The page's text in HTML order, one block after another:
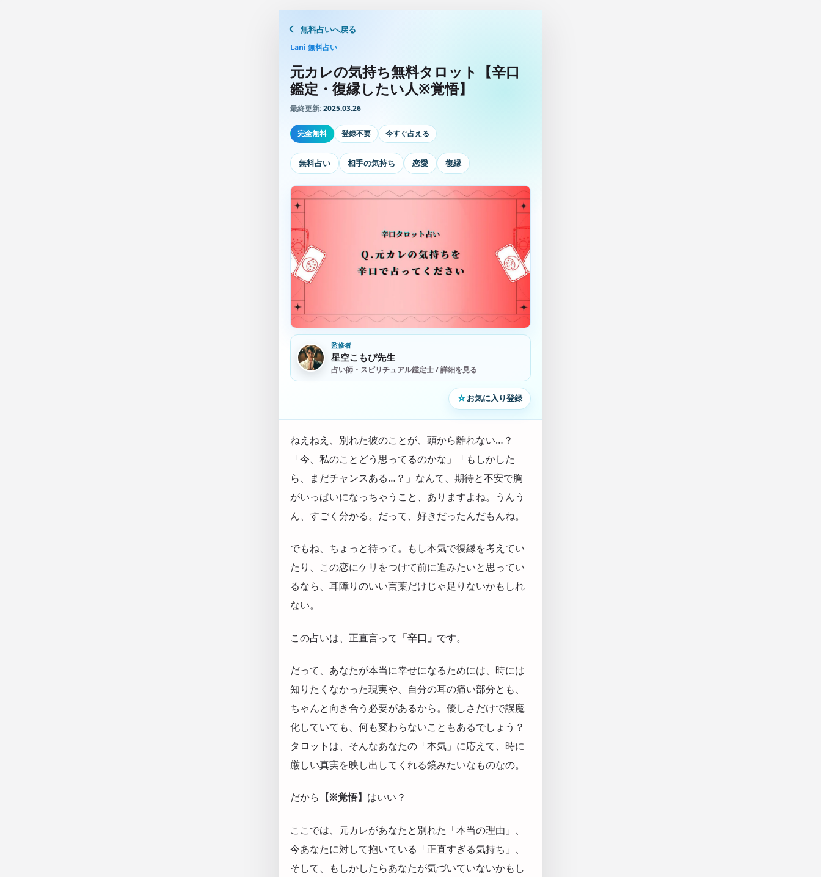
無料占いへ戻る
Lani 無料占い
元カレの気持ち無料タロット【辛口
鑑定・復縁したい人※覚悟】
最終更新:2025.03.26
完全無料 登録不要 今すぐ占える
無料占い 相手の気持ち 恋愛 復縁
監修者
星空こもぴ先生
占い師・スピリチュアル鑑定士 / 詳細を見る
☆お気に入り登録
ねえねえ、別れた彼のことが、頭から離れない…？
「今、私のことどう思ってるのかな」「もしかした
ら、まだチャンスある…？」なんて、期待と不安で胸
がいっぱいになっちゃうこと、ありますよね。うんう
ん、すごく分かる。だって、好きだったんだもんね。
でもね、ちょっと待って。もし本気で復縁を考えてい
たり、この恋にケリをつけて前に進みたいと思ってい
るなら、耳障りのいい言葉だけじゃ足りないかもしれ
ない。
この占いは、正直言って 「辛口」 です。
だって、あなたが本当に幸せになるためには、時には
知りたくなかった現実や、自分の耳の痛い部分とも、
ちゃんと向き合う必要があるから。優しさだけで誤魔
化していても、何も変わらないこともあるでしょう？
タロットは、そんなあなたの「本気」に応えて、時に
厳しい真実を映し出してくれる鏡みたいなものなの。
だから 【※覚悟】 はいい？
ここでは、元カレがあなたと別れた「本当の理由」、
今あなたに対して抱いている「正直すぎる気持ち」、
そして、もしかしたらあなたが気づいていないかもし